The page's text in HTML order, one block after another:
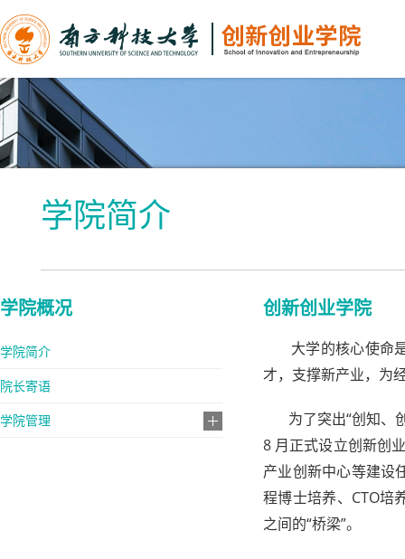
学院简介
学院概况
学院简介
院长寄语
学院管理
创新创业学院
大学的核心使命是
才，支撑新产业，为
为了突出“创知、创
8 月正式设立创新创
产业创新中心等建设
程博士培养、CTO培
之间的“桥梁”。